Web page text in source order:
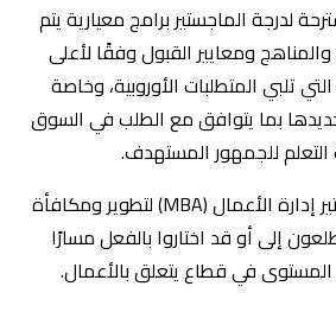
لدرجة الماجستير برامج معيارية يتم
ومعايير القبول وفقًا لأعلى
التي تلبي المتطلبات الأوروبية، وخاصة
بما يتوافق مع الطلب في السوق
للجمهور المستهدف.
تم إنشاء برنامج ماجستير إدارة الأعمال (MBA) لتطوير ومكافأة
إلى أو قد اختاروا بالفعل مسارًا
المستوى في قطاع يتعلق بالأعمال.